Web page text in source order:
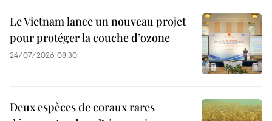
Le Vietnam lance un nouveau projet
pour protéger la couche d’ozone
24/07/2026 08:30
Deux espèces de coraux rares